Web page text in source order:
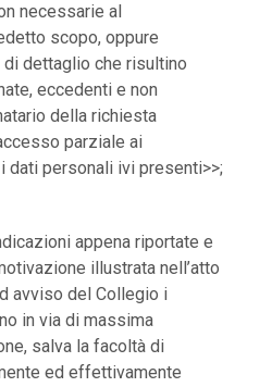
necessarie al
scopo, oppure
dettaglio che risultino
eccedenti e non
della richiesta
parziale ai
dati personali ivi presenti>>;
appena riportate e
illustrata nell’atto
avviso del Collegio i
in via di massima
salva la facoltà di
ed effettivamente